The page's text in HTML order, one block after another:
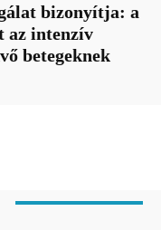
bizonyítja: a
az intenzív
betegeknek